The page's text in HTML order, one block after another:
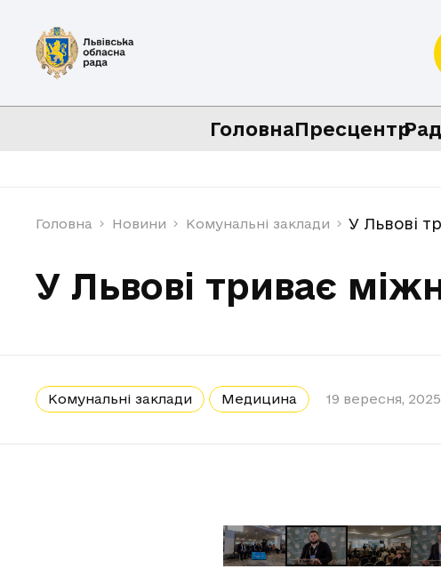
ГоловнаПресцентр
Головна Новини Комунальні заклади У Львові
У Львові триває
Комунальні заклади Медицина 19 вересня, 2025